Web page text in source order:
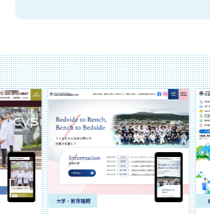
大学・教育機関 病院・福祉